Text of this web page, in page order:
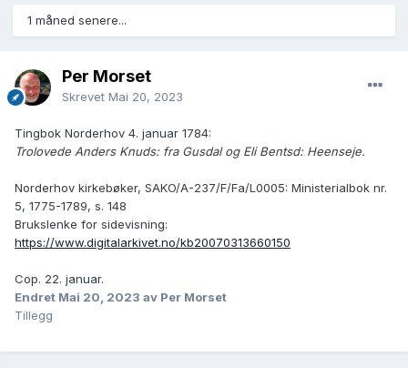
1 måned senere...
Per Morset
Skrevet Mai 20, 2023
Tingbok Norderhov 4. januar 1784:
Trolovede Anders Knuds: fra Gusdal og Eli Bentsd: Heenseje.
Norderhov kirkebøker, SAKO/A-237/F/Fa/L0005: Ministerialbok nr.
5, 1775-1789, s. 148
Brukslenke for sidevisning:
https://www.digitalarkivet.no/kb20070313660150
Cop. 22. januar.
Endret Mai 20, 2023 av Per Morset
Tillegg